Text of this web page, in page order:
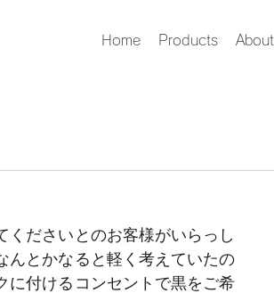
Home Products About
くださいとのお客様がいらっし
んとかなると軽く考えていたの
に付けるコンセントで黒をご希